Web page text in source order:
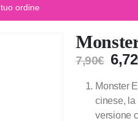
ordine
7,90€ 6,72
Monster
cinese, la
versione